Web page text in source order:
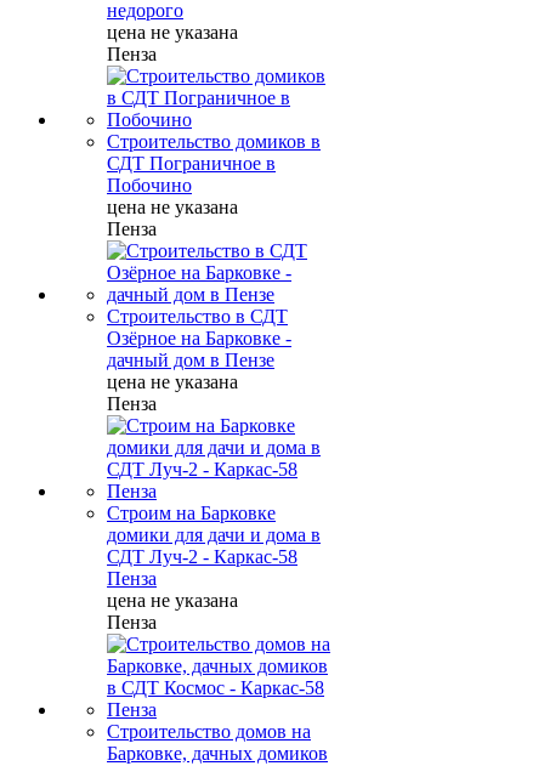
недорого
цена не указана
Пенза
Строительство домиков в
СДТ Пограничное в
Побочино
цена не указана
Пенза
Строительство в СДТ
Озёрное на Барковке -
дачный дом в Пензе
цена не указана
Пенза
Строим на Барковке
домики для дачи и дома в
СДТ Луч-2 - Каркас-58
Пенза
цена не указана
Пенза
Строительство домов на
Барковке, дачных домиков